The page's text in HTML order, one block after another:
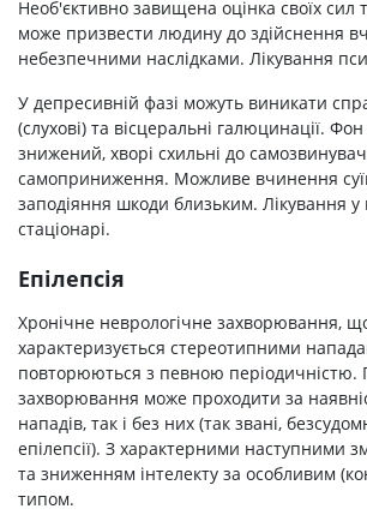
Необ'єктивно завищена оцінка своїх сил
може призвести людину до здійснення
небезпечними наслідками. Лікування
У депресивній фазі можуть виникати
(слухові) та вісцеральні галюцинації.
знижений, хворі схильні до
самоприниження. Можливе вчинення
заподіяння шкоди близьким. Лікування у
стаціонарі.
Епілепсія
Хронічне неврологічне захворювання,
характеризується стереотипними
повторюються з певною періодичністю.
захворювання може проходити за
нападів, так і без них (так звані,
епілепсії). З характерними наступними
та зниженням інтелекту за особливим
типом.